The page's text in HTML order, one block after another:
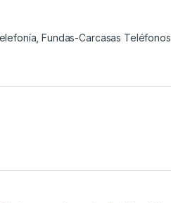
,Fundas-Carcasas Teléfonos